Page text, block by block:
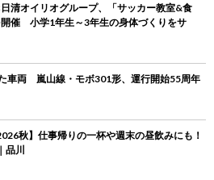
清オイリオグループ、「サッカー教室&食
開催 小学1年生～3年生の身体づくりをサ
車両 嵐山線・モボ301形、運行開始55周年
秋】仕事帰りの一杯や週末の昼飲みにも！
品川